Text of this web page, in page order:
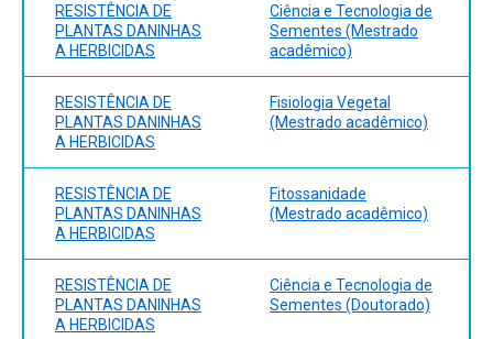
RESISTÊNCIA DE
PLANTAS DANINHAS
A HERBICIDAS
Ciência e Tecnologia de
Sementes (Mestrado
acadêmico)
RESISTÊNCIA DE
PLANTAS DANINHAS
A HERBICIDAS
Fisiologia Vegetal
(Mestrado acadêmico)
RESISTÊNCIA DE
PLANTAS DANINHAS
A HERBICIDAS
Fitossanidade
(Mestrado acadêmico)
RESISTÊNCIA DE
PLANTAS DANINHAS
A HERBICIDAS
Ciência e Tecnologia de
Sementes (Doutorado)